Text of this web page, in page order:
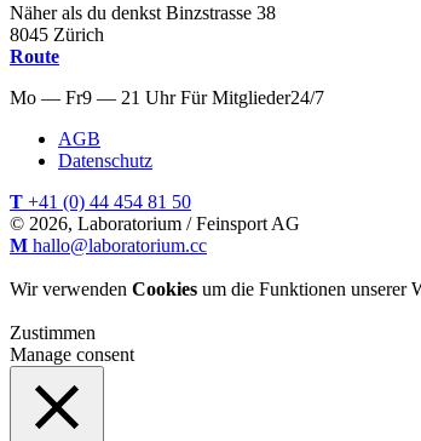
Näher als du denkst Binzstrasse 38
8045 Zürich
Route
Mo — Fr9 — 21 Uhr Für Mitglieder24/7
AGB
Datenschutz
T +41 (0) 44 454 81 50
© 2026, Laboratorium / Feinsport AG
M hallo@laboratorium.cc
Wir verwenden Cookies um die Funktionen unserer
Zustimmen
Manage consent